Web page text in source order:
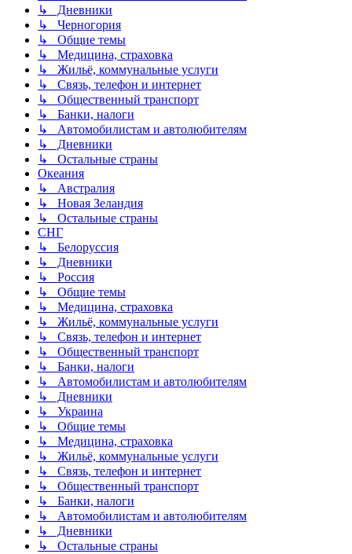
↳ Дневники
↳ Черногория
↳ Общие темы
↳ Медицина, страховка
↳ Жильё, коммунальные услуги
↳ Связь, телефон и интернет
↳ Общественный транспорт
↳ Банки, налоги
↳ Автомобилистам и автолюбителям
↳ Дневники
↳ Остальные страны
Океания
↳ Австралия
↳ Новая Зеландия
↳ Остальные страны
СНГ
↳ Белоруссия
↳ Дневники
↳ Россия
↳ Общие темы
↳ Медицина, страховка
↳ Жильё, коммунальные услуги
↳ Связь, телефон и интернет
↳ Общественный транспорт
↳ Банки, налоги
↳ Автомобилистам и автолюбителям
↳ Дневники
↳ Украина
↳ Общие темы
↳ Медицина, страховка
↳ Жильё, коммунальные услуги
↳ Связь, телефон и интернет
↳ Общественный транспорт
↳ Банки, налоги
↳ Автомобилистам и автолюбителям
↳ Дневники
↳ Остальные страны